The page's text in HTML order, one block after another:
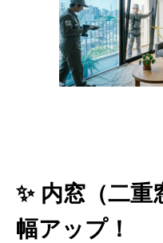
✨ 内窓（二
幅アップ！